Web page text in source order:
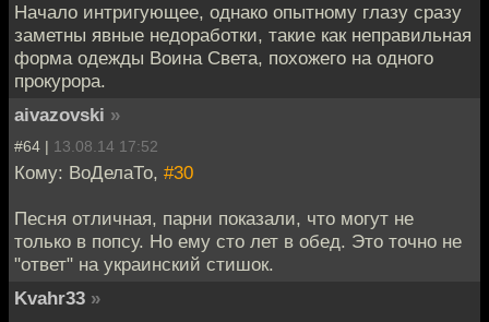
Начало интригующее, однако опытному глазу сразу
заметны явные недоработки, такие как неправильная
форма одежды Воина Света, похожего на одного
прокурора.
aivazovski »
#64 | 13.08.14 17:52
Кому: ВоДелаТо, #30
Песня отличная, парни показали, что могут не
только в попсу. Но ему сто лет в обед. Это точно не
"ответ" на украинский стишок.
Kvahr33 »